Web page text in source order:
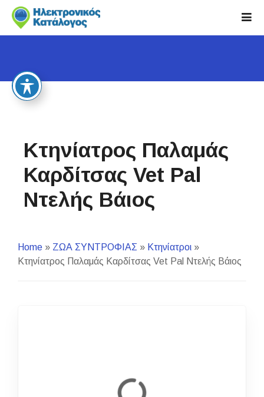
i
Κτηνίατρος Παλαμάς
Καρδίτσας Vet Pal
Ντελής Βάιος
Home » ΖΩΑ ΣΥΝΤΡΟΦΙΑΣ » Κτηνίατροι »
Κτηνίατρος Παλαμάς Καρδίτσας Vet Pal Ντελής Βάιος